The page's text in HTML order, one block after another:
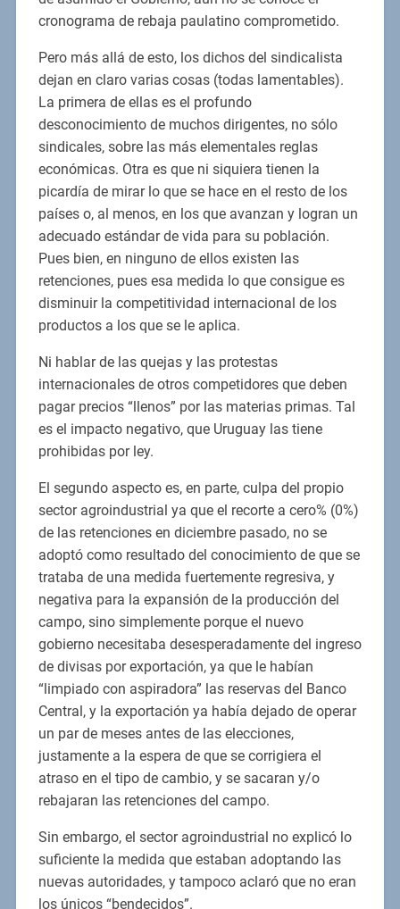
cronograma de rebaja paulatino comprometido.
Pero más allá de esto, los dichos del sindicalista
dejan en claro varias cosas (todas lamentables).
La primera de ellas es el profundo
desconocimiento de muchos dirigentes, no sólo
sindicales, sobre las más elementales reglas
económicas. Otra es que ni siquiera tienen la
picardía de mirar lo que se hace en el resto de los
países o, al menos, en los que avanzan y logran un
adecuado estándar de vida para su población.
Pues bien, en ninguno de ellos existen las
retenciones, pues esa medida lo que consigue es
disminuir la competitividad internacional de los
productos a los que se le aplica.
Ni hablar de las quejas y las protestas
internacionales de otros competidores que deben
pagar precios “llenos” por las materias primas. Tal
es el impacto negativo, que Uruguay las tiene
prohibidas por ley.
El segundo aspecto es, en parte, culpa del propio
sector agroindustrial ya que el recorte a cero% (0%)
de las retenciones en diciembre pasado, no se
adoptó como resultado del conocimiento de que se
trataba de una medida fuertemente regresiva, y
negativa para la expansión de la producción del
campo, sino simplemente porque el nuevo
gobierno necesitaba desesperadamente del ingreso
de divisas por exportación, ya que le habían
“limpiado con aspiradora” las reservas del Banco
Central, y la exportación ya había dejado de operar
un par de meses antes de las elecciones,
justamente a la espera de que se corrigiera el
atraso en el tipo de cambio, y se sacaran y/o
rebajaran las retenciones del campo.
Sin embargo, el sector agroindustrial no explicó lo
suficiente la medida que estaban adoptando las
nuevas autoridades, y tampoco aclaró que no eran
los únicos “bendecidos”.